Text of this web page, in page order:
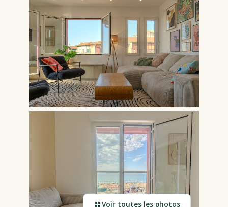
Voir toutes les photos